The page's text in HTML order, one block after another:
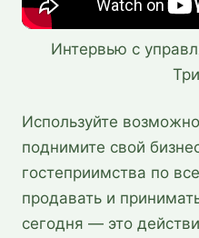
Интервью с
Используйте
поднимите свой
гостеприимства по
продавать и
сегодня — это